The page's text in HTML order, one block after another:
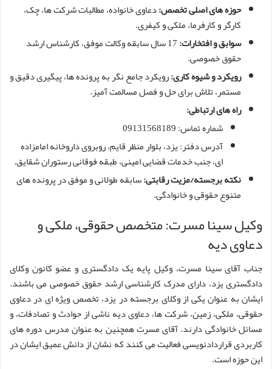
حوزه های اصلی تخصص:دعاوی خانواده، مطالبات شرکت ها، چک،
کارگر و کارفرما، ملکی و کیفری.
سوابق و افتخارات:
17 سال سابقه وکالت موفق، کارشناس ارشد
حقوق خصوصی.
رویکرد و شیوه کاری:رویکرد جامع نگر به پرونده ها، پیگیری دقیق و
مستمر، تلاش برای حل و فصل مسالمت آمیز.
راه های ارتباطی:
شماره تماس: 09131568189
آدرس دفتر: یزد، بلوار منظر قایم، روبروی داروخانه امامزاده
ای، جنب خدمات قضایی امینی، طبقه فوقانی رستوران شقایق.
نکته برجسته/مزیت رقابتی:سابقه طولانی و موفق در پرونده های
متنوع حقوقی و خانوادگی.
وکیل سینا مسرت: متخصص حقوقی، ملکی و
دعاوی دیه
جناب آقای سینا مسرت، وکیل پایه یک دادگستری و عضو کانون وکلای
دادگستری یزد، دارای مدرک کارشناسی ارشد حقوق خصوصی می باشند.
ایشان به عنوان یکی از وکلای برجسته در یزد، تخصص ویژه ای در دعاوی
حقوقی، ملکی، زمین، شرکت ها، دعاوی دیه ناشی از حوادث و تصادفات، و
مسائل خانوادگی دارند. آقای مسرت همچنین به عنوان مدرس دوره های
کاربردی قراردادنویسی فعالیت می کنند که نشان از دانش عمیق ایشان در
این حوزه است.